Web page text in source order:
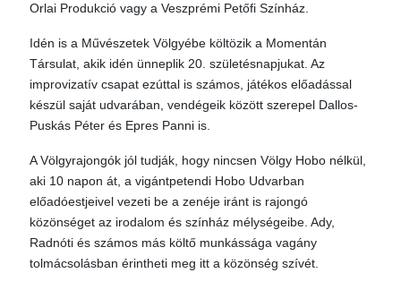
Orlai Produkció vagy a Veszprémi Petőfi Színház.
Idén is a Művészetek Völgyébe költözik a Momentán
Társulat, akik idén ünneplik 20. születésnapjukat. Az
improvizatív csapat ezúttal is számos, játékos előadással
készül saját udvarában, vendégeik között szerepel Dallos-
Puskás Péter és Epres Panni is.
A Völgyrajongók jól tudják, hogy nincsen Völgy Hobo nélkül,
aki 10 napon át, a vigántpetendi Hobo Udvarban
előadóestjeivel vezeti be a zenéje iránt is rajongó
közönséget az irodalom és színház mélységeibe. Ady,
Radnóti és számos más költő munkássága vagány
tolmácsolásban érintheti meg itt a közönség szívét.